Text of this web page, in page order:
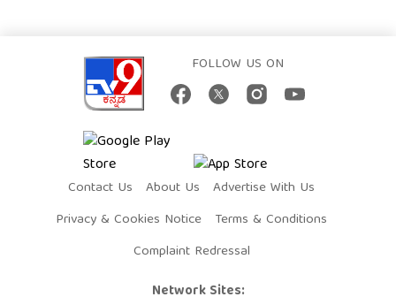
FOLLOW US ON
Contact Us About Us
Advertise With Us
Privacy & Cookies Notice
Terms & Conditions
Complaint Redressal
Network Sites: